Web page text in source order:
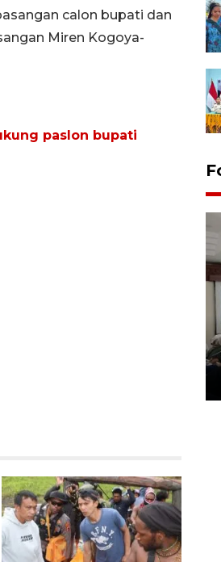
calon bupati dan
Miren Kogoya-
paslon bupati
15:11 WIB, 2022